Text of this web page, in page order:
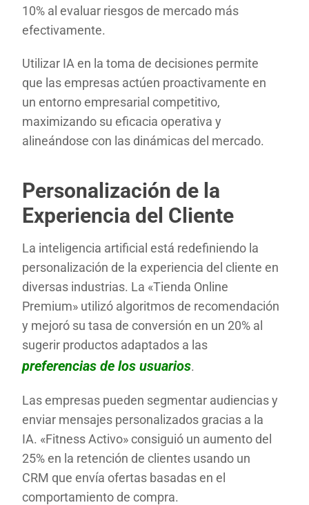
10% al evaluar riesgos de mercado más
efectivamente.
Utilizar IA en la toma de decisiones permite
que las empresas actúen proactivamente en
un entorno empresarial competitivo,
maximizando su eficacia operativa y
alineándose con las dinámicas del mercado.
Personalización de la
Experiencia del Cliente
La inteligencia artificial está redefiniendo la
personalización de la experiencia del cliente en
diversas industrias. La «Tienda Online
Premium» utilizó algoritmos de recomendación
y mejoró su tasa de conversión en un 20% al
sugerir productos adaptados a las
preferencias de los usuarios.
Las empresas pueden segmentar audiencias y
enviar mensajes personalizados gracias a la
IA. «Fitness Activo» consiguió un aumento del
25% en la retención de clientes usando un
CRM que envía ofertas basadas en el
comportamiento de compra.